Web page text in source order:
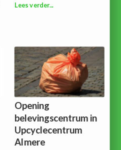
Lees verder...
Opening
belevingscentrum in
Upcyclecentrum
Almere